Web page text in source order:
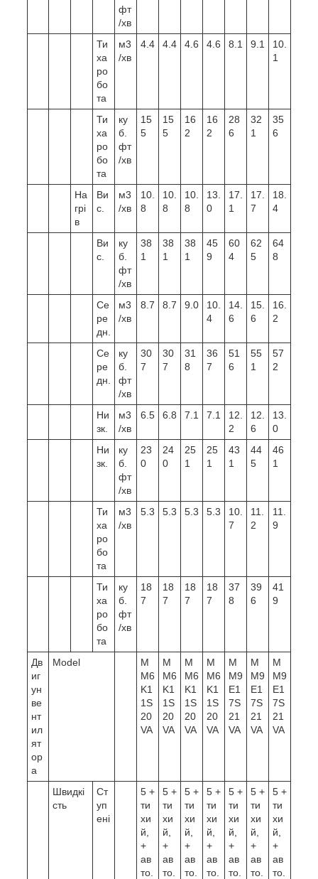
фт
/хв
Ти
ха
ро
бо
та
м3
/хв
4.4 4.4 4.6 4.6 8.1 9.1
10.
1
Ти
ха
ро
бо
та
ку
б.
фт
/хв
15
5
15
5
16
2
16
2
28
6
32
1
35
6
На
грі
в
Ви
с.
м3
/хв
10.
8
10.
8
10.
8
13.
0
17.
1
17.
7
18.
4
Ви
с.
ку
б.
фт
/хв
38
1
38
1
38
1
45
9
60
4
62
5
64
8
Се
ре
дн.
м3
/хв
8.7 8.7 9.0
10.
4
14.
6
15.
6
16.
2
Се
ре
дн.
ку
б.
фт
/хв
30
7
30
7
31
8
36
7
51
6
55
1
57
2
Ни
зк.
м3
/хв
6.5 6.8 7.1 7.1
12.
2
12.
6
13.
0
Ни
зк.
ку
б.
фт
/хв
23
0
24
0
25
1
25
1
43
1
44
5
46
1
Ти
ха
ро
бо
та
м3
/хв
5.3 5.3 5.3 5.3
10.
7
11.
2
11.
9
Ти
ха
ро
бо
та
ку
б.
фт
/хв
18
7
18
7
18
7
18
7
37
8
39
6
41
9
Дв
иг
ун
ве
нт
ил
ят
ор
а
Model
M
M6
K1
1S
20
VA
M
M6
K1
1S
20
VA
M
M6
K1
1S
20
VA
M
M6
K1
1S
20
VA
M
M9
E1
7S
21
VA
M
M9
E1
7S
21
VA
M
M9
E1
7S
21
VA
Швидкі
сть
Ст
уп
ені
5 +
ти
хи
й,
+
ав
то.
5 +
ти
хи
й,
+
ав
то.
5 +
ти
хи
й,
+
ав
то.
5 +
ти
хи
й,
+
ав
то.
5 +
ти
хи
й,
+
ав
то.
5 +
ти
хи
й,
+
ав
то.
5 +
ти
хи
й,
+
ав
то.